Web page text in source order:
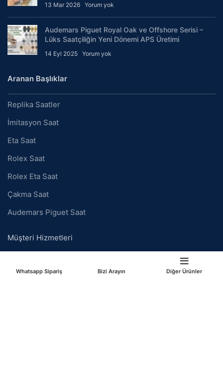
13 Mar 2026 Yorum yok
Audemars Piguet Royal Oak ve Offshore Serisi –
Lüks Saatçiliğin Yeni Dönemi APS Üretimi
14 Eyl 2025 Yorum yok
Aranan Başlıklar
Replika Saatler
İmitasyon Saat
Eta Saat
Rolex Saat
Rolex Eta Saat
Çakma Saat
Audemars Piguet Saat
Müşteri Hizmetleri
Whatsapp Sipariş Bizi Arayın Diğer Ürünler